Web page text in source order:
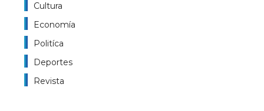
Cultura
Economía
Politíca
Deportes
Revista